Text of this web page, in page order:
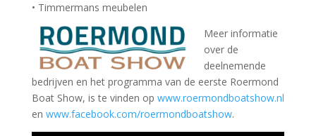
• Timmermans meubelen
Meer informatie
over de
deelnemende
bedrijven en het programma van de eerste Roermond
Boat Show, is te vinden op www.roermondboatshow.nl
en www.facebook.com/roermondboatshow.